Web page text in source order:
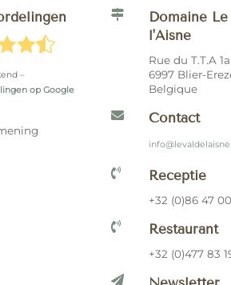

–
op Google

Domaine
l'Aisne
Rue du T.T.A 1a
6997 Blier-
Belgique
 Contact
 Receptie
+32 (0)86 47
 Restaurant
+32 (0)477 83
